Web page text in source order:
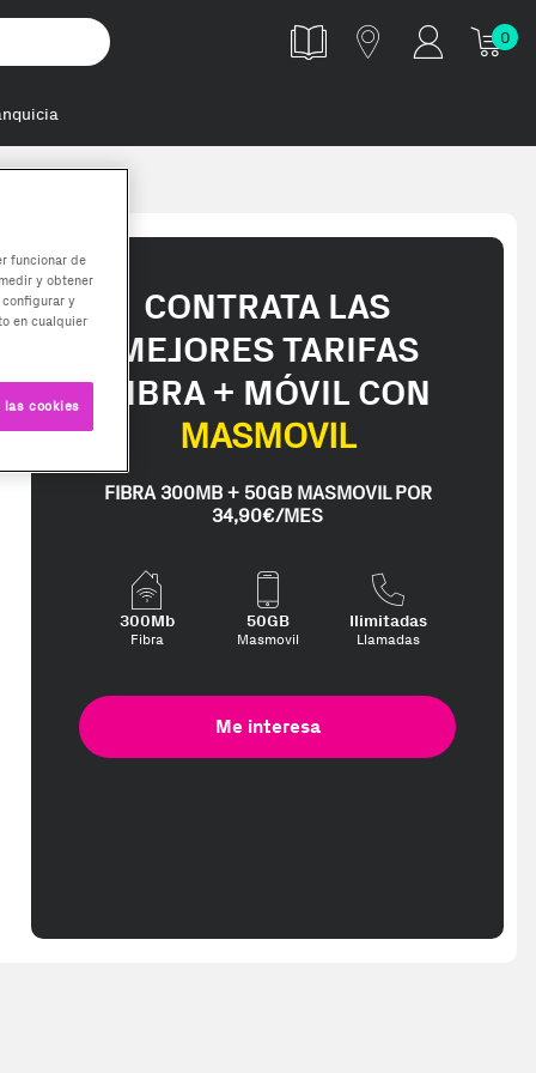
0
CONTRATA LAS
MEJORES TARIFAS
FIBRA + MÓVIL CON
MASMOVIL
FIBRA 300MB + 50GB MASMOVIL POR
34,90€/MES
300Mb
Fibra
50GB
Masmovil
Ilimitadas
Llamadas
Me interesa
funcionar de
y obtener
y
en cualquier
cookies